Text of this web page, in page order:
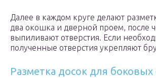
Далее в каждом круге делают
два окошка и дверной проем, после
выпиливают отверстия. Если
полученные отверстия укрепляют
Разметка досок для боковых